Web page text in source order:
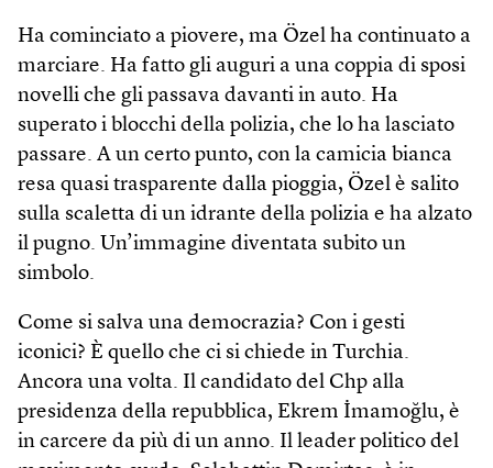
Ha cominciato a piovere, ma Özel ha continuato a
marciare. Ha fatto gli auguri a una coppia di sposi
novelli che gli passava davanti in auto. Ha
superato i blocchi della polizia, che lo ha lasciato
passare. A un certo punto, con la camicia bianca
resa quasi trasparente dalla pioggia, Özel è salito
sulla scaletta di un idrante della polizia e ha alzato
il pugno. Un’immagine diventata subito un
simbolo.
Come si salva una democrazia? Con i gesti
iconici? È quello che ci si chiede in Turchia.
Ancora una volta. Il candidato del Chp alla
presidenza della repubblica, Ekrem İmamoğlu, è
in carcere da più di un anno. Il leader politico del